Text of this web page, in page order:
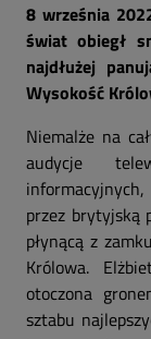
8 września
świat obiegł
najdłużej
Wysokość
Niemalże na
audycje
przez brytyjską
płynącą z
Królowa.
otoczona
sztabu